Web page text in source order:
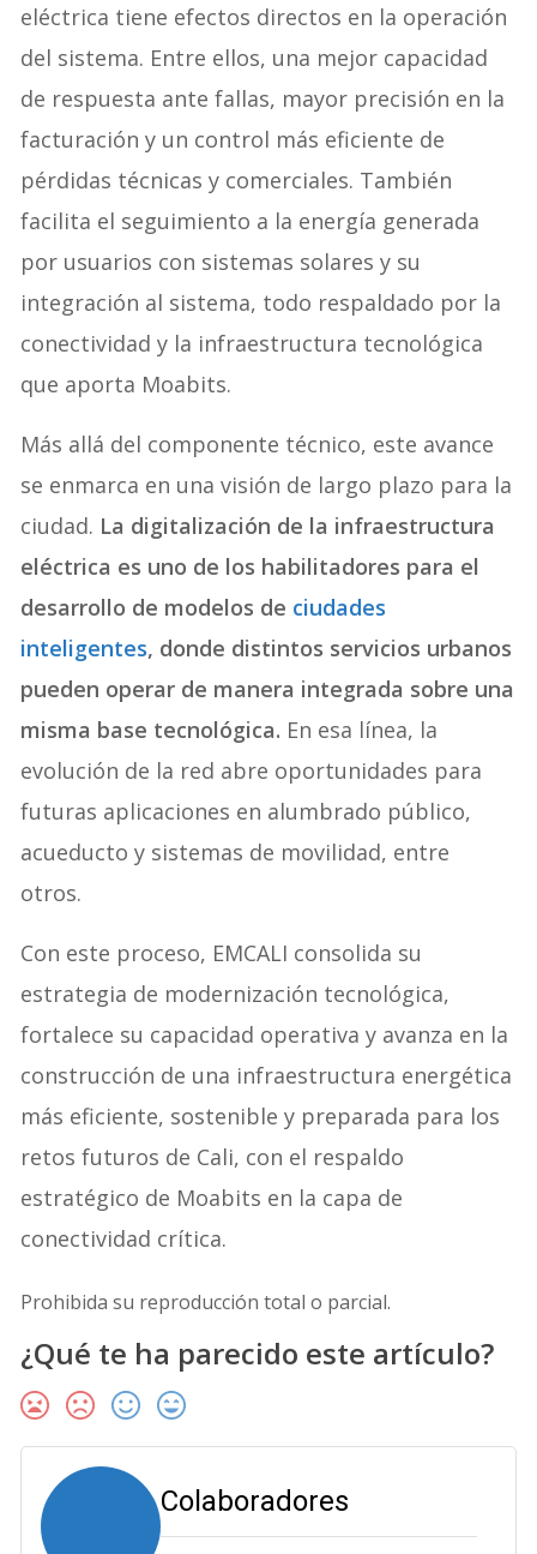
eléctrica tiene efectos directos en la operación
del sistema. Entre ellos, una mejor capacidad
de respuesta ante fallas, mayor precisión en la
facturación y un control más eficiente de
pérdidas técnicas y comerciales. También
facilita el seguimiento a la energía generada
por usuarios con sistemas solares y su
integración al sistema, todo respaldado por la
conectividad y la infraestructura tecnológica
que aporta Moabits.
Más allá del componente técnico, este avance
se enmarca en una visión de largo plazo para la
ciudad. La digitalización de la infraestructura
eléctrica es uno de los habilitadores para el
desarrollo de modelos de ciudades
inteligentes, donde distintos servicios urbanos
pueden operar de manera integrada sobre una
misma base tecnológica. En esa línea, la
evolución de la red abre oportunidades para
futuras aplicaciones en alumbrado público,
acueducto y sistemas de movilidad, entre
otros.
Con este proceso, EMCALI consolida su
estrategia de modernización tecnológica,
fortalece su capacidad operativa y avanza en la
construcción de una infraestructura energética
más eficiente, sostenible y preparada para los
retos futuros de Cali, con el respaldo
estratégico de Moabits en la capa de
conectividad crítica.
Prohibida su reproducción total o parcial.
¿Qué te ha parecido este artículo?
Colaboradores